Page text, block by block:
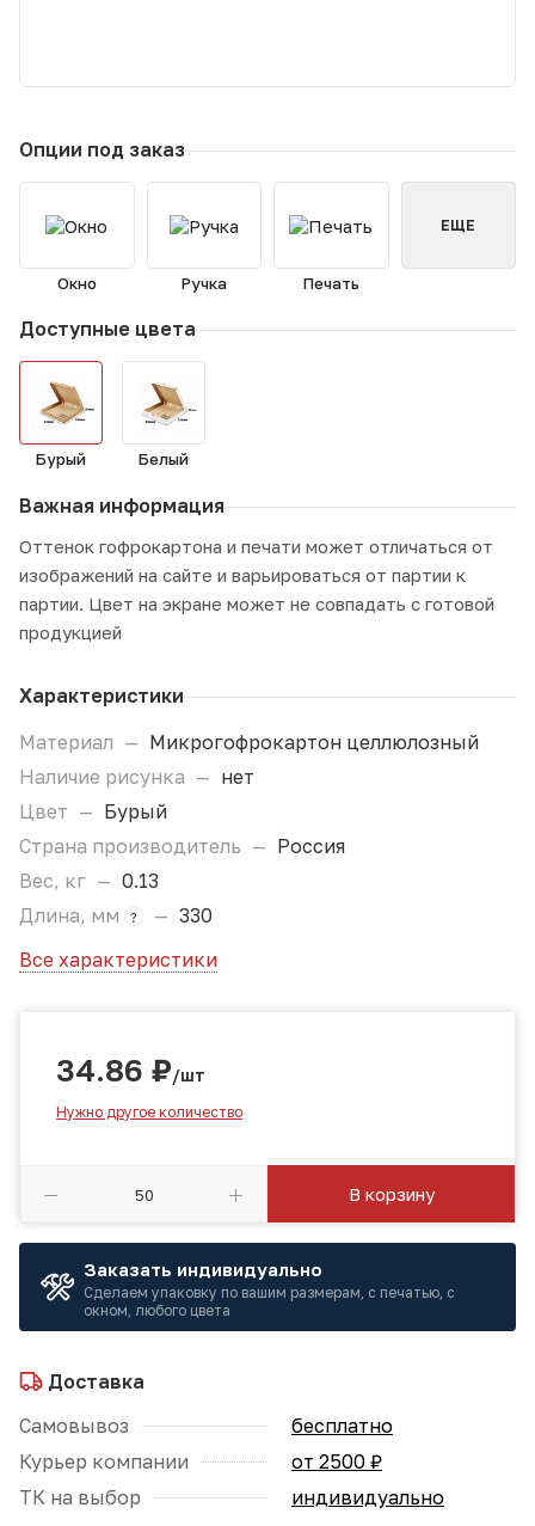
Опции под заказ
Окно Ручка Печать
ЕЩЕ
Доступные цвета
Бурый Белый
Важная информация
Оттенок гофрокартона и печати может отличаться от
изображений на сайте и варьироваться от партии к
партии. Цвет на экране может не совпадать с готовой
продукцией
Характеристики
Материал — Микрогофрокартон целлюлозный
Наличие рисунка — нет
Цвет — Бурый
Страна производитель — Россия
Вес, кг — 0.13
Длина, мм
? — 330
Все характеристики
34.86 ₽/шт
Нужно другое количество
В корзину
Заказать индивидуально
Сделаем упаковку по вашим размерам, с печатью, с
окном, любого цвета
Доставка
Самовывоз
бесплатно
Курьер компании
от 2500 ₽
ТК на выбор
индивидуально